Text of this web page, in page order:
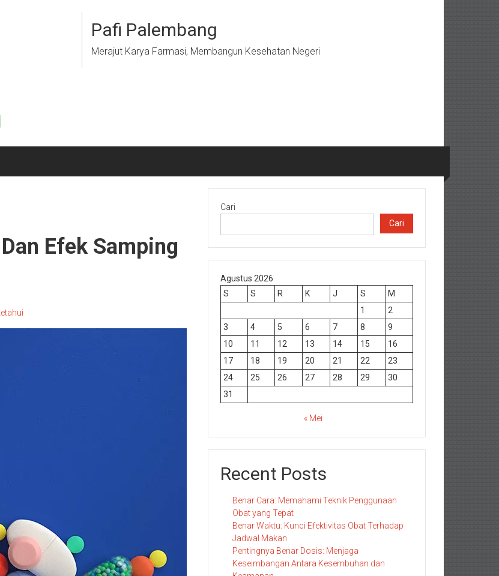
Pafi Palembang
Merajut Karya Farmasi, Membangun Kesehatan Negeri
Efek Samping
Cari
Cari
Agustus 2026
S
S R K J S
M
1
2
3
4 5 6 7 8
9
10
11 12 13 14 15
16
17
18 19 20 21 22
23
24
25 26 27 28 29
30
31
« Mei
Recent Posts
Benar Cara: Memahami Teknik Penggunaan
Obat yang Tepat
Benar Waktu: Kunci Efektivitas Obat Terhadap
Jadwal Makan
Pentingnya Benar Dosis: Menjaga
Keseimbangan Antara Kesembuhan dan